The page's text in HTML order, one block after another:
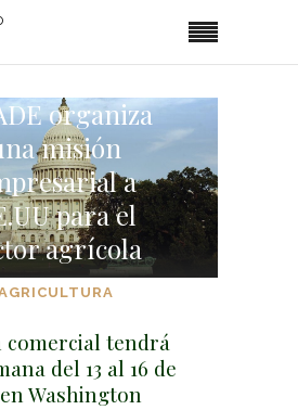
organiza
misión
a
para el
agrícola
comercial tendrá
del 13 al 16 de
Washington